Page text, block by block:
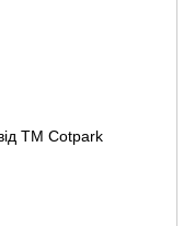
TM Cotpark